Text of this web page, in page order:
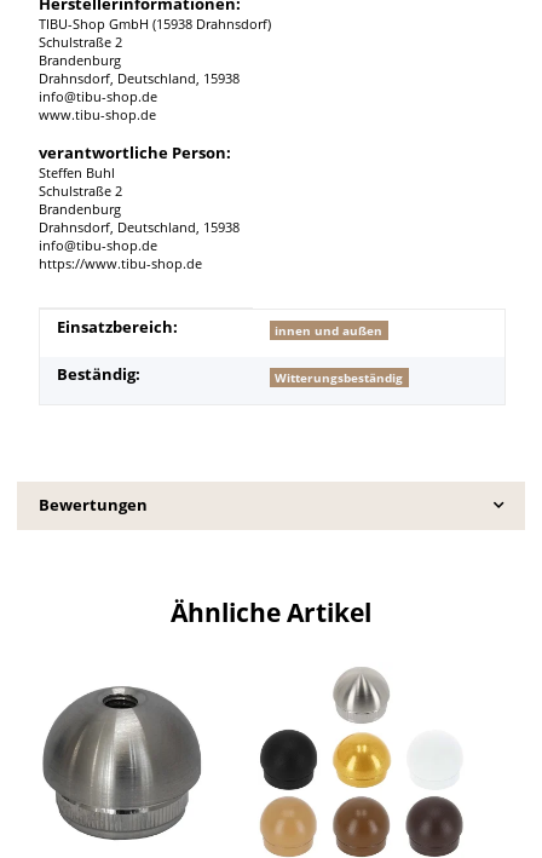
TIBU-Shop GmbH (15938 Drahnsdorf)
Schulstraße 2
Brandenburg
Drahnsdorf, Deutschland, 15938
info@tibu-shop.de
www.tibu-shop.de
verantwortliche Person:
Steffen Buhl
Schulstraße 2
Brandenburg
Drahnsdorf, Deutschland, 15938
info@tibu-shop.de
https://www.tibu-shop.de
Produkteigenschaft
Wert
Einsatzbereich: innen und außen
Beständig: Witterungsbeständig
Bewertungen
Ähnliche Artikel